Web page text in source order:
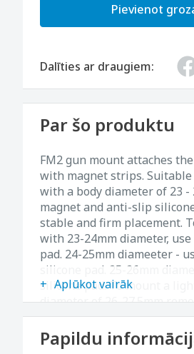
Pievienot
Dalīties ar draugiem:
Par šo produktu
FM2 gun mount attaches
with magnet strips.
with a body diameter of 23 -
magnet and anti-slip
stable and firm placement.
with 23-24mm diameter,
pad. 24-25mm diameeter -
silicone pad. 25-26mm
silicone pad. To mount a
diameter of 26-27.5mm
pad. The forementioned 3x
included in the set.
Aplūkot vairāk
Papildu